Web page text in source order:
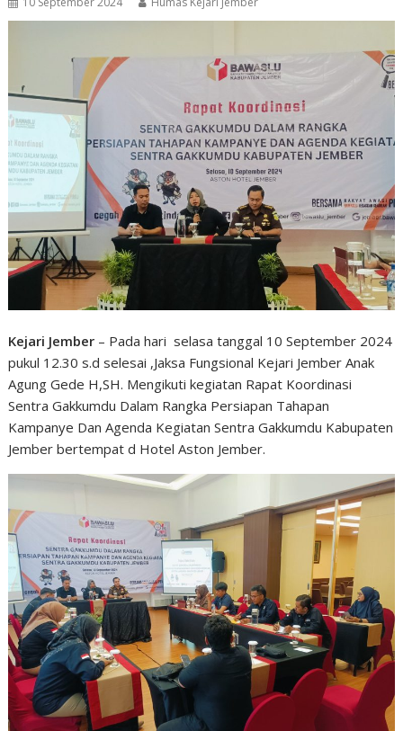
Kejari Jember – Pada hari selasa tanggal 10 September 2024
pukul 12.30 s.d selesai ,Jaksa Fungsional Kejari Jember Anak
Agung Gede H,SH. Mengikuti kegiatan Rapat Koordinasi
Sentra Gakkumdu Dalam Rangka Persiapan Tahapan
Kampanye Dan Agenda Kegiatan Sentra Gakkumdu Kabupaten
Jember bertempat d Hotel Aston Jember.